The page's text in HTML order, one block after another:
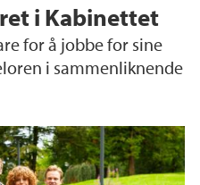
i Kabinettet
for å jobbe for sine
i sammenliknende